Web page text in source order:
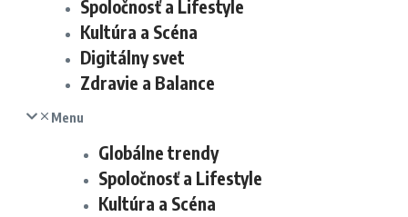
Spoločnosť a Lifestyle
Kultúra a Scéna
Digitálny svet
Zdravie a Balance
Menu
Globálne trendy
Spoločnosť a Lifestyle
Kultúra a Scéna